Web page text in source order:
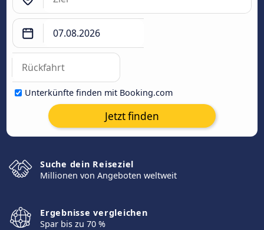
Unterkünfte finden mit Booking.com
Jetzt finden
Suche dein Reiseziel
Millionen von Angeboten weltweit
Ergebnisse vergleichen
Spar bis zu 70 %